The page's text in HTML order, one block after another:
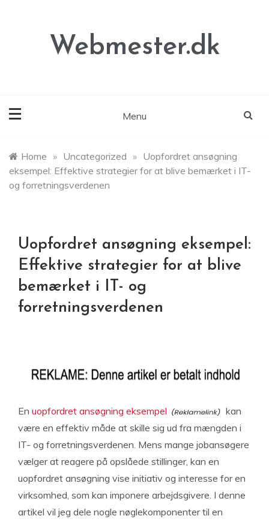
Webmester.dk
Menu
Home » Uncategorized » Uopfordret ansøgning
eksempel: Effektive strategier for at blive bemærket i IT-
og forretningsverdenen
Uopfordret ansøgning eksempel:
Effektive strategier for at blive
bemærket i IT- og
forretningsverdenen
En uopfordret ansøgning eksempel
kan
være en effektiv måde at skille sig ud fra mængden i
IT- og forretningsverdenen. Mens mange jobansøgere
vælger at reagere på opslåede stillinger, kan en
uopfordret ansøgning vise initiativ og interesse for en
virksomhed, som kan imponere arbejdsgivere. I denne
artikel vil jeg dele nogle nøglekomponenter til en